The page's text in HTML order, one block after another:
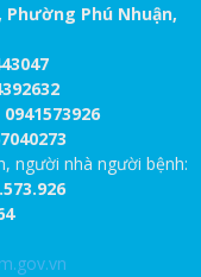
Phường Phú Nhuận,
0941573926
người nhà người bệnh: